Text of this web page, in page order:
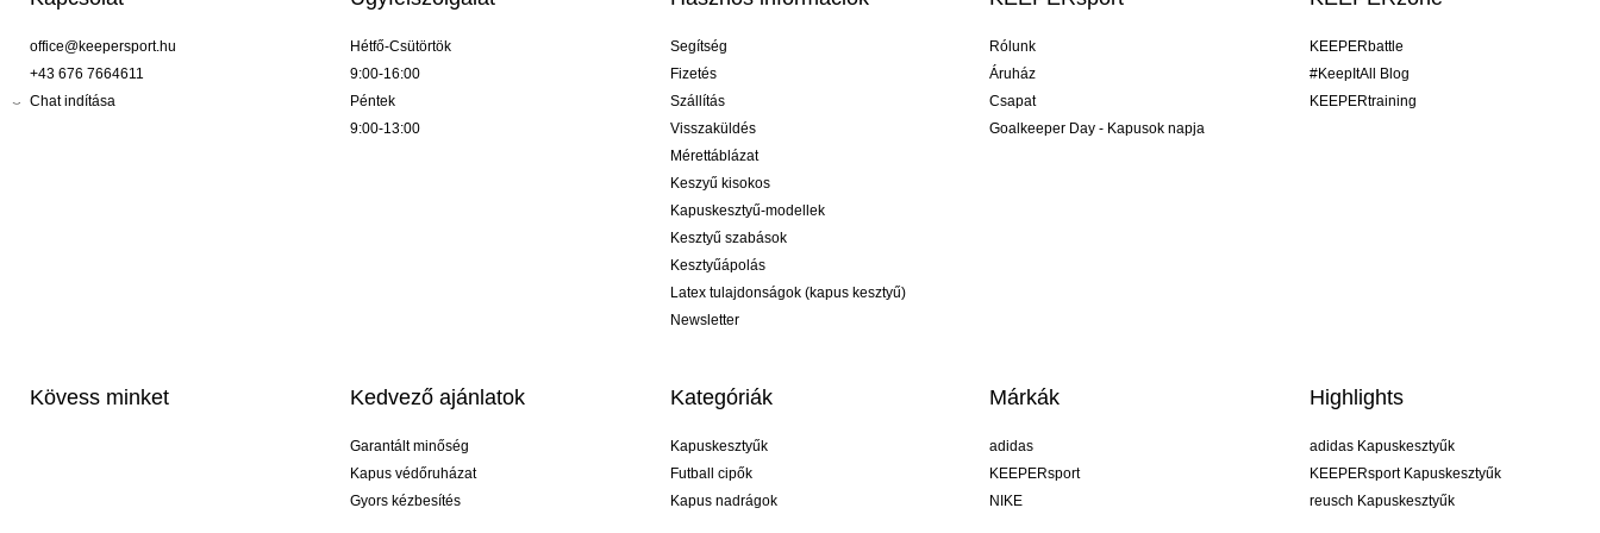
office@keepersport.hu
+43 676 7664611
Chat indítása
Hétfő-Csütörtök
9:00-16:00
Péntek
9:00-13:00
Segítség
Fizetés
Szállítás
Visszaküldés
Mérettáblázat
Keszyű kisokos
Kapuskesztyű-modellek
Kesztyű szabások
Kesztyűápolás
Latex tulajdonságok (kapus kesztyű)
Newsletter
Rólunk
Áruház
Csapat
Goalkeeper Day - Kapusok napja
KEEPERbattle
#KeepItAll Blog
KEEPERtraining
Kövess minket Kedvező ajánlatok
Garantált minőség
Kapus védőruházat
Gyors kézbesítés
Kategóriák
Kapuskesztyűk
Futball cipők
Kapus nadrágok
Márkák
adidas
KEEPERsport
NIKE
Highlights
adidas Kapuskesztyűk
KEEPERsport Kapuskesztyűk
reusch Kapuskesztyűk